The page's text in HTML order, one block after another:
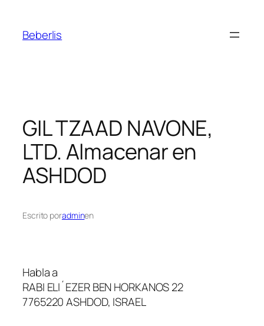
Beberlis
GIL TZAAD NAVONE,
LTD.Almacenar en
ASHDOD
Escrito poradminen
Habla a
RABI ELI´EZER BEN HORKANOS 22
7765220 ASHDOD, ISRAEL